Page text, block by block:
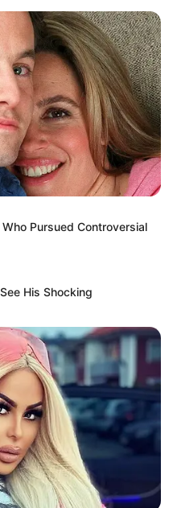
Pursued Controversial
His Shocking